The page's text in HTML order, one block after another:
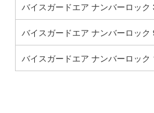
バイスガードエア ナンバーロック
バイスガードエア ナンバーロック
バイスガードエア ナンバーロック